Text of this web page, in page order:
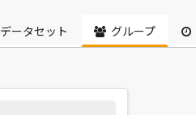
データセット グループ